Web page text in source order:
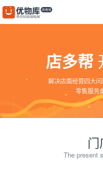
店多帮
解决店面经营四大
零售服务
The present